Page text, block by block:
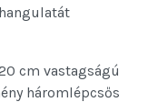
cm vastagságú
háromlépcsős